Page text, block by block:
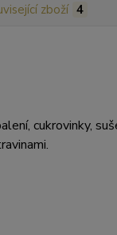
zboží 4
cukrovinky,